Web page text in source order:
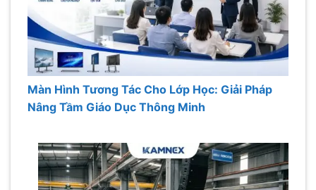
Màn Hình Tương Tác Cho Lớp Học: Giải Pháp
Nâng Tầm Giáo Dục Thông Minh